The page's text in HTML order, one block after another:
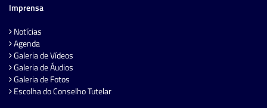
Imprensa
Notícias
Agenda
Galeria de Vídeos
Galeria de Áudios
Galeria de Fotos
Escolha do Conselho Tutelar